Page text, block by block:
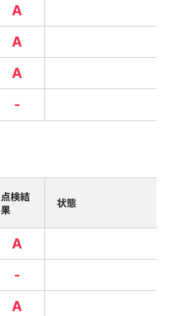
A
A
A
-
点検結
果
状態
A
-
A